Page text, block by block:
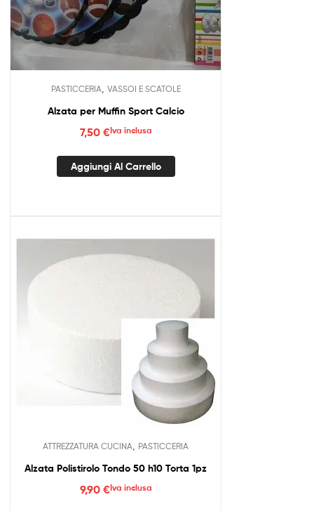
PASTICCERIA VASSOI E SCATOLE
Alzata per Muffin Sport Calcio
7,50 €Iva inclusa
Aggiungi Al Carrello
ATTREZZATURA CUCINA PASTICCERIA
Alzata Polistirolo Tondo 50 h10 Torta 1pz
9,90 €Iva inclusa